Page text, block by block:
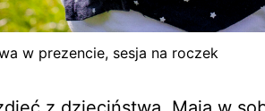
w prezencie, sesja na roczek